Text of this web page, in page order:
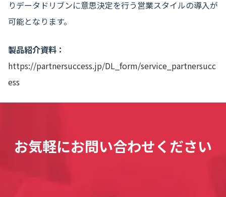
りデータドリブンに意思決定を行う営業スタイルの導入が
可能となります。
製品紹介資料：
https://partnersuccess.jp/DL_ form/service_ partnersucc
ess
お気軽にお問い合わせください